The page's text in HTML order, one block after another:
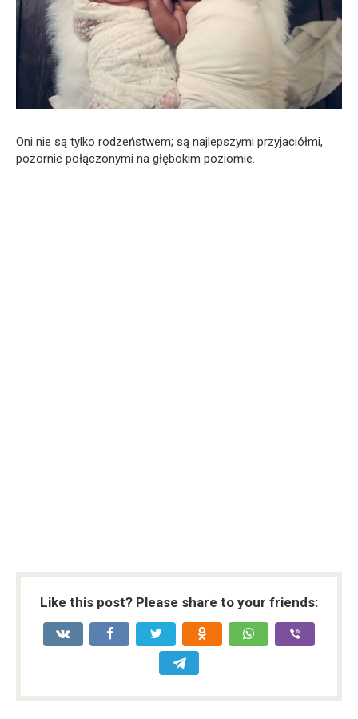
Oni nie są tylko rodzeństwem; są najlepszymi przyjaciółmi,
pozornie połączonymi na głębokim poziomie.
Like this post? Please share to your friends: